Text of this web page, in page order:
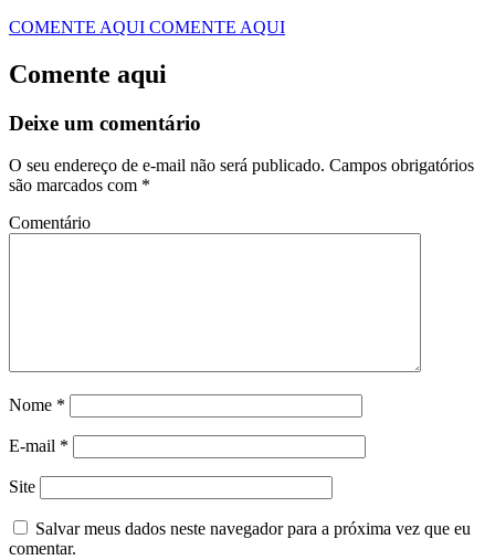
COMENTE AQUI COMENTE AQUI
Comente aqui
Deixe um comentário
O seu endereço de e-mail não será publicado. Campos obrigatórios
são marcados com *
Comentário
Nome *
E-mail *
Site
Salvar meus dados neste navegador para a próxima vez que eu
comentar.